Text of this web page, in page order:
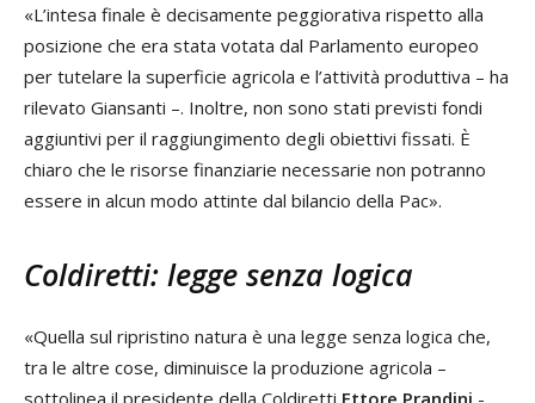
«L’intesa finale è decisamente peggiorativa rispetto alla
posizione che era stata votata dal Parlamento europeo
per tutelare la superficie agricola e l’attività produttiva – ha
rilevato Giansanti –. Inoltre, non sono stati previsti fondi
aggiuntivi per il raggiungimento degli obiettivi fissati. È
chiaro che le risorse finanziarie necessarie non potranno
essere in alcun modo attinte dal bilancio della Pac».
Coldiretti: legge senza logica
«Quella sul ripristino natura è una legge senza logica che,
tra le altre cose, diminuisce la produzione agricola –
sottolinea il presidente della Coldiretti Ettore Prandini -.